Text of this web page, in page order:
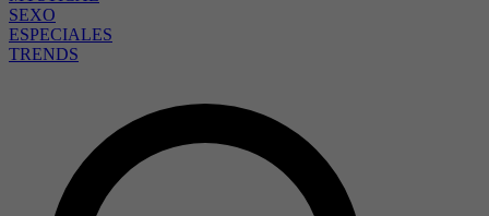
SEXO
ESPECIALES
TRENDS